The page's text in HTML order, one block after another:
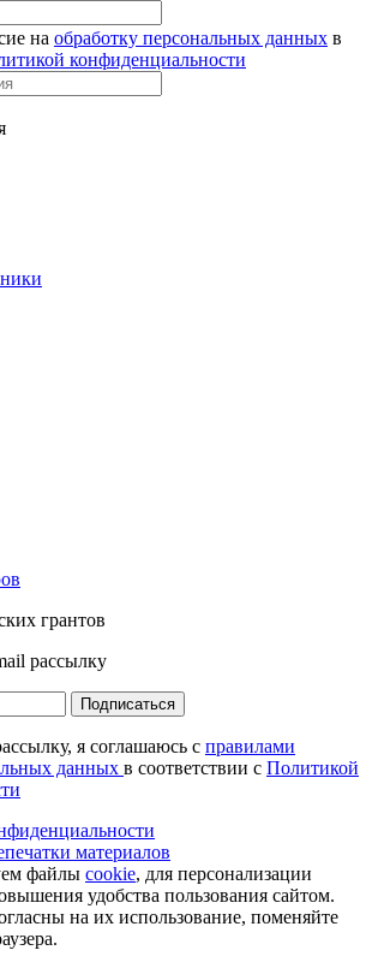
на обработку персональных данных в
конфиденциальности
рассылку
Подписаться
я соглашаюсь с правилами
данных в соответствии с Политикой
материалов
файлы cookie, для персонализации
удобства пользования сайтом.
на их использование, поменяйте